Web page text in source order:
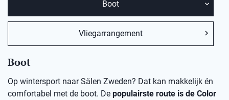
Boot
Vliegarrangement
Boot
Op wintersport naar Sälen Zweden? Dat kan makkelijk én
comfortabel met de boot. De populairste route is de Color